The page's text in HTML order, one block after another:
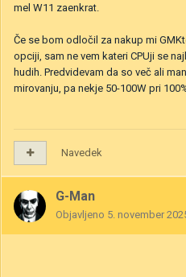
mel W11 zaenkrat.
Če se bom odločil za nakup mi
opciji, sam ne vem kateri CPUji se
hudih. Predvidevam da so več ali
mirovanju, pa nekje 50-100W pri
Navedek
G-Man
Objavljeno 5. november